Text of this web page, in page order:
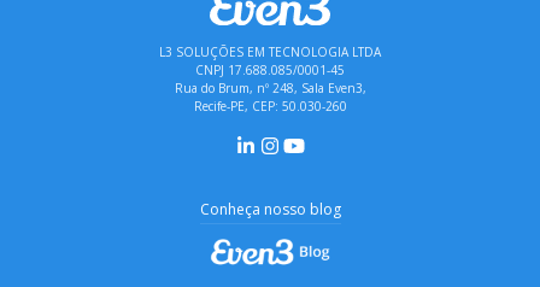
L3 SOLUÇÕES EM TECNOLOGIA LTDA
CNPJ 17.688.085/0001-45
Rua do Brum, nº 248, Sala Even3,
Recife-PE, CEP: 50.030-260
Conheça nosso blog